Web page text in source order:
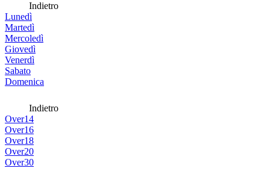
Indietro
Lunedì
Martedì
Mercoledì
Giovedì
Venerdì
Sabato
Domenica
Indietro
Over14
Over16
Over18
Over20
Over30